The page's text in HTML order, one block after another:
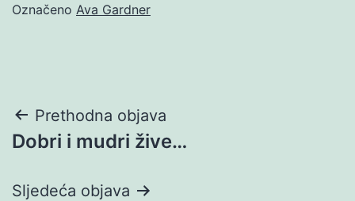
Označeno Ava Gardner
Navigacija
objava
Prethodna objava
Dobri i mudri žive…
Sljedeća objava